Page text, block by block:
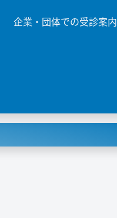
企業・団体での受診案内